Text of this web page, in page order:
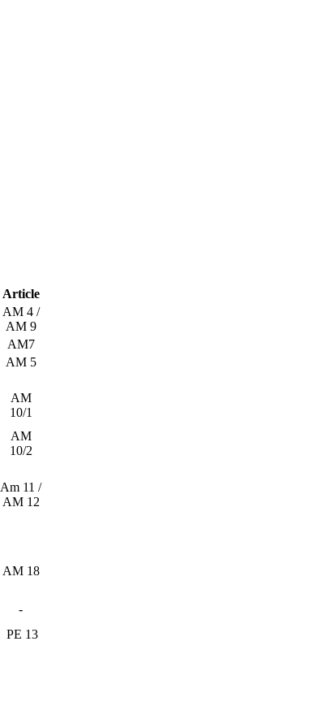
Article
AM 4 /
AM 9
AM7
AM 5
AM
10/1
AM
10/2
Am 11 /
AM 12
AM 18
-
PE 13